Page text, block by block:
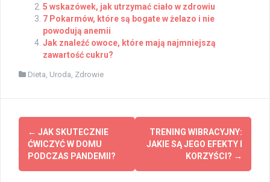
5 wskazówek, jak utrzymać ciało w zdrowiu
7 Pokarmów, które są bogate w żelazo i nie
powodują anemii
Jak znaleźć owoce, które mają najmniejszą
zawartość cukru?
Dieta Uroda Zdrowie
Post
navigation
← JAK SKUTECZNIE
ĆWICZYĆ W DOMU
PODCZAS PANDEMII?
TRENING WIBRACYJNY:
JAKIE SĄ JEGO EFEKTY I
KORZYŚCI? →